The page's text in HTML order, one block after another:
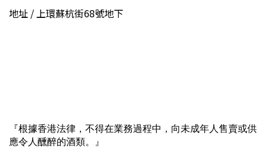
地址 / 上環蘇杭街68號地下
『根據香港法律，不得在業務過程中，向未成年人售賣或供
應令人醺醉的酒類。』